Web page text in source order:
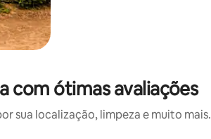
com ótimas avaliações
sua localização, limpeza e muito mais.